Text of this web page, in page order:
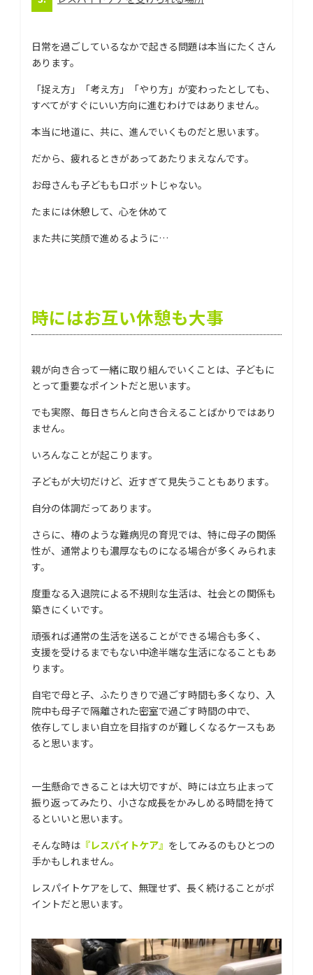
日常を過ごしているなかで起きる問題は本当にたくさん
あります。
「捉え方」「考え方」「やり方」が変わったとしても、
すべてがすぐにいい方向に進むわけではありません。
本当に地道に、共に、進んでいくものだと思います。
だから、疲れるときがあってあたりまえなんです。
お母さんも子どももロボットじゃない。
たまには休憩して、心を休めて
また共に笑顔で進めるように…
時にはお互い休憩も大事
親が向き合って一緒に取り組んでいくことは、子どもに
とって重要なポイントだと思います。
でも実際、毎日きちんと向き合えることばかりではあり
ません。
いろんなことが起こります。
子どもが大切だけど、近すぎて見失うこともあります。
自分の体調だってあります。
さらに、椿のような難病児の育児では、特に母子の関係
性が、通常よりも濃厚なものになる場合が多くみられま
す。
度重なる入退院による不規則な生活は、社会との関係も
築きにくいです。
頑張れば通常の生活を送ることができる場合も多く、
支援を受けるまでもない中途半端な生活になることもあ
ります。
自宅で母と子、ふたりきりで過ごす時間も多くなり、入
院中も母子で隔離された密室で過ごす時間の中で、
依存してしまい自立を目指すのが難しくなるケースもあ
ると思います。
一生懸命できることは大切ですが、時には立ち止まって
振り返ってみたり、小さな成長をかみしめる時間を持て
るといいと思います。
そんな時は 『レスパイトケア』 をしてみるのもひとつの
手かもしれません。
レスパイトケアをして、無理せず、長く続けることがポ
イントだと思います。